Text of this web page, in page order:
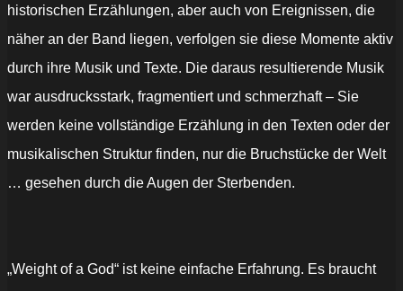
historischen Erzählungen, aber auch von Ereignissen, die
näher an der Band liegen, verfolgen sie diese Momente aktiv
durch ihre Musik und Texte. Die daraus resultierende Musik
war ausdrucksstark, fragmentiert und schmerzhaft – Sie
werden keine vollständige Erzählung in den Texten oder der
musikalischen Struktur finden, nur die Bruchstücke der Welt
… gesehen durch die Augen der Sterbenden.
„Weight of a God“ ist keine einfache Erfahrung. Es braucht